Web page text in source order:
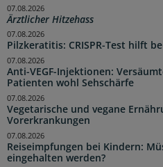
Ärztlicher Hitzehass
07.08.2026
Pilzkeratitis: CRISPR-Test hilft
07.08.2026
Anti-VEGF-Injektionen:
Patienten wohl Sehschärfe
07.08.2026
Vegetarische und vegane
Vorerkrankungen
07.08.2026
Reiseimpfungen bei Kindern:
eingehalten werden?
07.08.2026